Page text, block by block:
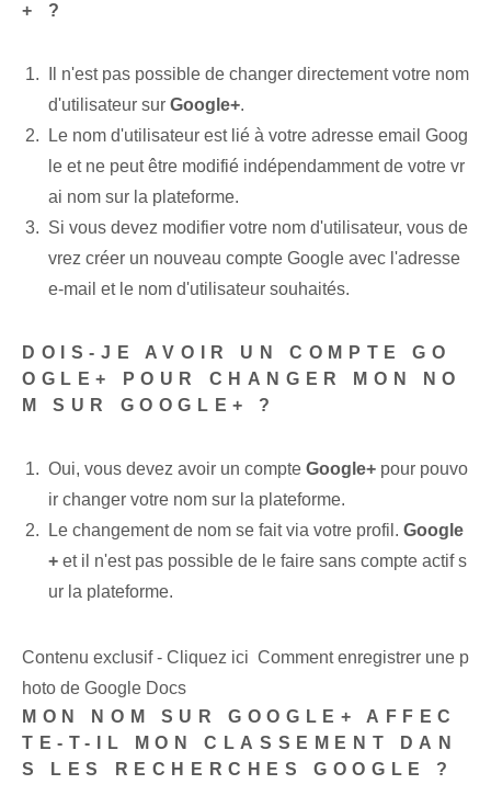
+ ?
Il n'est pas possible de changer directement votre nom
d'utilisateur sur Google+.
Le nom d'utilisateur est lié à votre adresse email Goog
le et ne peut être modifié indépendamment de votre vr
ai nom sur la plateforme.
Si vous devez modifier votre nom d'utilisateur, vous de
vrez créer un nouveau compte Google avec l'adresse
e-mail et le nom d'utilisateur souhaités.
DOIS-JE AVOIR UN COMPTE GO
OGLE+ POUR CHANGER MON NO
M SUR GOOGLE+ ?
Oui, vous devez avoir un compte Google+ pour pouvo
ir changer votre nom sur la plateforme.
Le changement de nom se fait via votre profil. Google
+ et il n'est pas possible de le faire sans compte actif s
ur la plateforme.
Contenu exclusif - Cliquez ici Comment enregistrer une p
hoto de Google Docs
MON NOM SUR GOOGLE+ AFFEC
TE-T-IL MON CLASSEMENT DAN
S LES RECHERCHES GOOGLE ?